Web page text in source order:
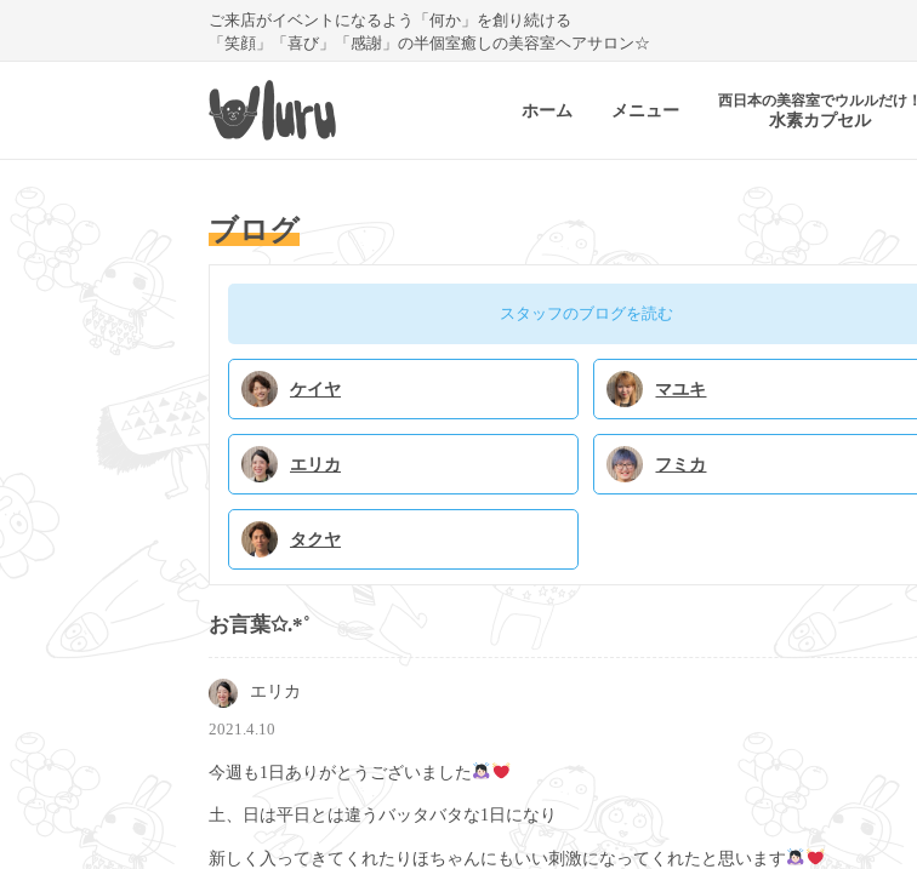
ご来店がイベントになるよう「何か」を創り続ける
「笑顔」「喜び」「感謝」の半個室癒しの美容室ヘアサロン☆
ホーム メニュー 西日本の美容室でウルルだけ！
水素カプセル
ブログ
スタッフのブログを読む
ケイヤ マユキ
エリカ フミカ
タクヤ
お言葉✩.*˚
エリカ
2021.4.10
今週も1日ありがとうございました
土、日は平日とは違うバッタバタな1日になり
新しく入ってきてくれたりほちゃんにもいい刺激になってくれたと思います